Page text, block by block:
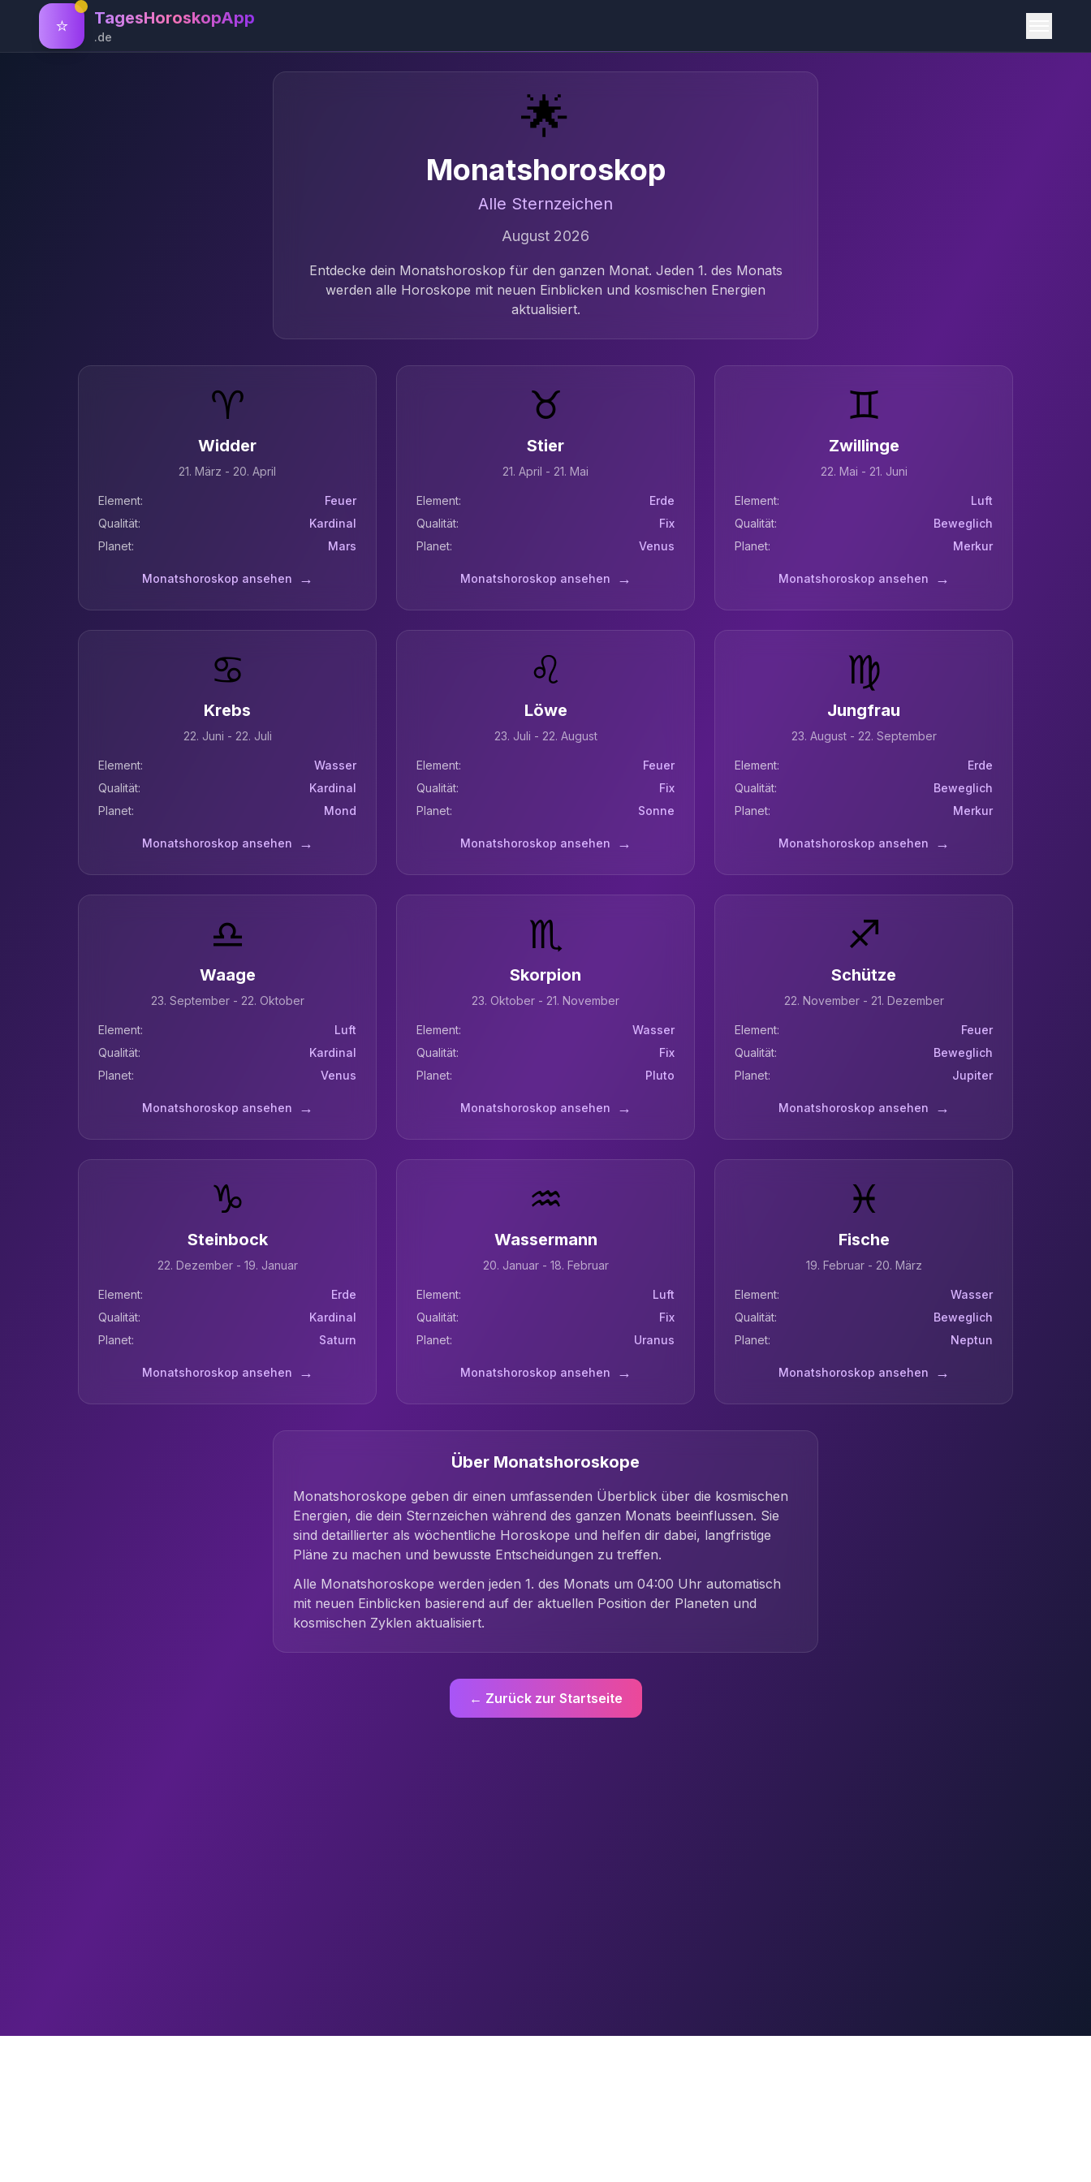
⭐ TagesHoroskopApp
.de
🌟
Monatshoroskop
Alle Sternzeichen
August 2026
Entdecke dein Monatshoroskop für den ganzen Monat. Jeden 1. des Monats
werden alle Horoskope mit neuen Einblicken und kosmischen Energien
aktualisiert.
♈
Widder
21. März - 20. April
Element:
Feuer
Qualität:
Kardinal
Planet:
Mars
Monatshoroskop ansehen →
♉
Stier
21. April - 21. Mai
Element:
Erde
Qualität:
Fix
Planet:
Venus
Monatshoroskop ansehen →
♊
Zwillinge
22. Mai - 21. Juni
Element:
Luft
Qualität:
Beweglich
Planet:
Merkur
Monatshoroskop ansehen →
♋
Krebs
22. Juni - 22. Juli
Element:
Wasser
Qualität:
Kardinal
Planet:
Mond
Monatshoroskop ansehen →
♌
Löwe
23. Juli - 22. August
Element:
Feuer
Qualität:
Fix
Planet:
Sonne
Monatshoroskop ansehen →
♍
Jungfrau
23. August - 22. September
Element:
Erde
Qualität:
Beweglich
Planet:
Merkur
Monatshoroskop ansehen →
♎
Waage
23. September - 22. Oktober
Element:
Luft
Qualität:
Kardinal
Planet:
Venus
Monatshoroskop ansehen →
♏
Skorpion
23. Oktober - 21. November
Element:
Wasser
Qualität:
Fix
Planet:
Pluto
Monatshoroskop ansehen →
♐
Schütze
22. November - 21. Dezember
Element:
Feuer
Qualität:
Beweglich
Planet:
Jupiter
Monatshoroskop ansehen →
♑
Steinbock
22. Dezember - 19. Januar
Element:
Erde
Qualität:
Kardinal
Planet:
Saturn
Monatshoroskop ansehen →
♒
Wassermann
20. Januar - 18. Februar
Element:
Luft
Qualität:
Fix
Planet:
Uranus
Monatshoroskop ansehen →
♓
Fische
19. Februar - 20. März
Element:
Wasser
Qualität:
Beweglich
Planet:
Neptun
Monatshoroskop ansehen →
Über Monatshoroskope
Monatshoroskope geben dir einen umfassenden Überblick über die kosmischen
Energien, die dein Sternzeichen während des ganzen Monats beeinflussen. Sie
sind detaillierter als wöchentliche Horoskope und helfen dir dabei, langfristige
Pläne zu machen und bewusste Entscheidungen zu treffen.
Alle Monatshoroskope werden jeden 1. des Monats um 04:00 Uhr automatisch
mit neuen Einblicken basierend auf der aktuellen Position der Planeten und
kosmischen Zyklen aktualisiert.
← Zurück zur Startseite